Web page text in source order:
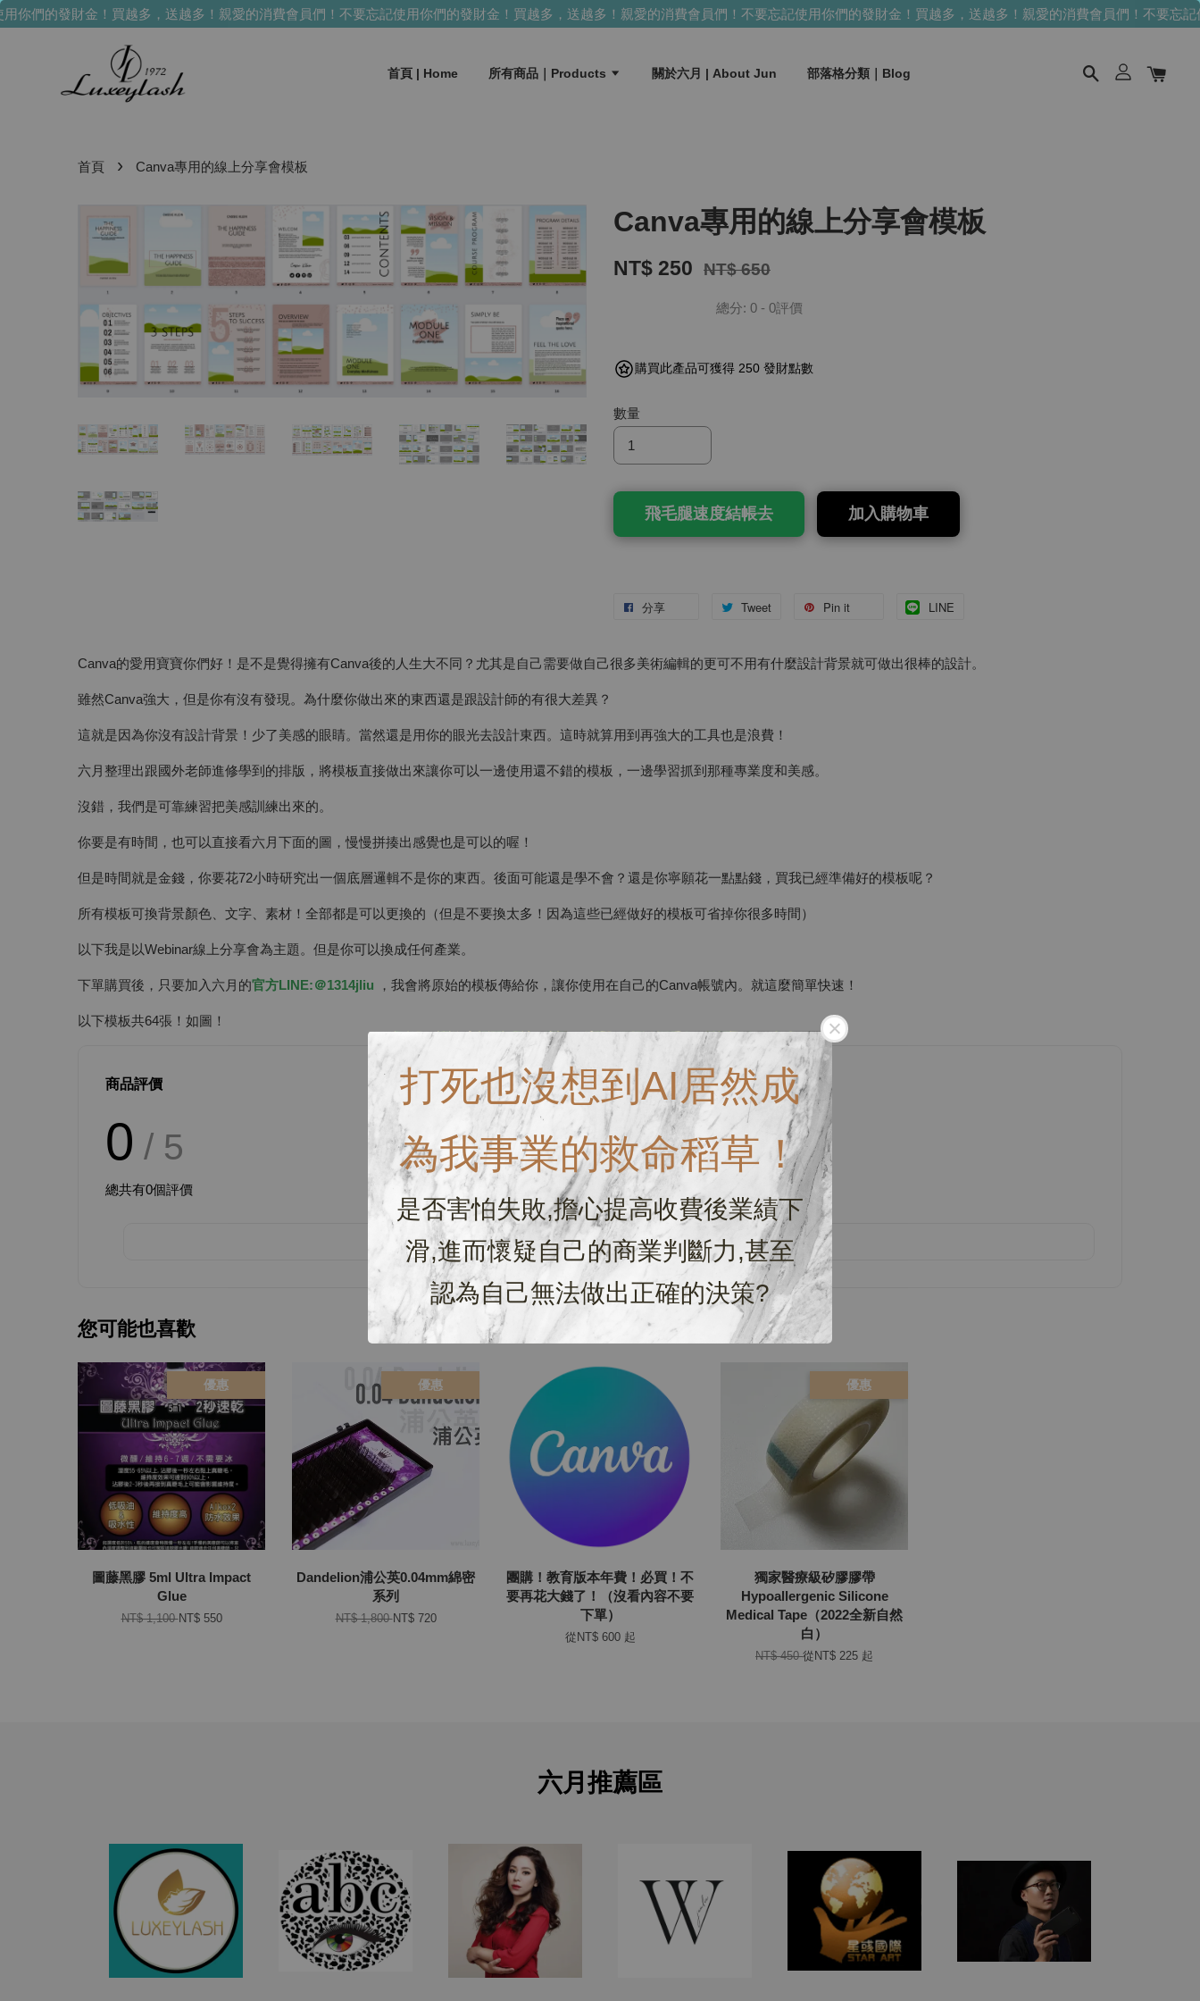
們的發財金！買越多，送越多！親愛的消費會員們！不要忘記使用你們的發財金！買越多，送越多！親愛的消費會員們！不要忘記使用你們的發財金！買越多，送越多！親愛的消費會員們！不要忘記使
打死也沒想到AI居然成
為我事業的救命稻草！
是否害怕失敗,擔心提高收費後業績下
滑,進而懷疑自己的商業判斷力,甚至
認為自己無法做出正確的決策?
首頁 | Home 所有商品｜Products 關於六月 | About Jun 部落格分類｜Blog
首頁 › Canva專用的線上分享會模板
Canva專用的線上分享會模板
NT$ 250 NT$ 650
總分: 0 - 0評價
購買此產品可獲得 250 發財點數
數量
飛毛腿速度結帳去 加入購物車
分享 Tweet Pin it LINE
Canva的愛用寶寶你們好！是不是覺得擁有Canva後的人生大不同？尤其是自己需要做自己很多美術編輯的更可不用有什麼設計背景就可做出很棒的設計。
雖然Canva強大，但是你有沒有發現。為什麼你做出來的東西還是跟設計師的有很大差異？
這就是因為你沒有設計背景！少了美感的眼睛。當然還是用你的眼光去設計東西。這時就算用到再強大的工具也是浪費！
六月整理出跟國外老師進修學到的排版，將模板直接做出來讓你可以一邊使用還不錯的模板，一邊學習抓到那種專業度和美感。
沒錯，我們是可靠練習把美感訓練出來的。
你要是有時間，也可以直接看六月下面的圖，慢慢拼揍出感覺也是可以的喔！
但是時間就是金錢，你要花72小時研究出一個底層邏輯不是你的東西。後面可能還是學不會？還是你寧願花一點點錢，買我已經準備好的模板呢？
所有模板可換背景顏色、文字、素材！全部都是可以更換的（但是不要換太多！因為這些已經做好的模板可省掉你很多時間）
以下我是以Webinar線上分享會為主題。但是你可以換成任何產業。
下單購買後，只要加入六月的官方LINE:＠1314jliu ，我會將原始的模板傳給你，讓你使用在自己的Canva帳號內。就這麼簡單快速！
以下模板共64張！如圖！
商品評價
0 / 5
總共有0個評價
您可能也喜歡
優惠
圖藤黑膠 5ml Ultra Impact
Glue
NT$ 1,100NT$ 550
優惠
Dandelion浦公英0.04mm綿密
系列
NT$ 1,800NT$ 720
團購！教育版本年費！必買！不
要再花大錢了！（沒看內容不要
下單）
從 NT$ 600 起
優惠
獨家醫療級矽膠膠帶
Hypoallergenic Silicone
Medical Tape（2022全新自然
白）
NT$ 450從 NT$ 225 起
六月推薦區